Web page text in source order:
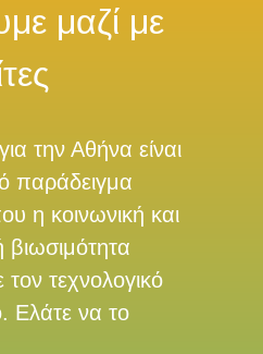
μαζί με
την Αθήνα είναι
παράδειγμα
η κοινωνική και
βιωσιμότητα
τεχνολογικό
Ελάτε να το